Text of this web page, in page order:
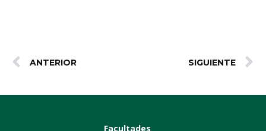
ANTERIOR SIGUIENTE
Facultades